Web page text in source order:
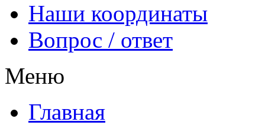
Наши координаты
Вопрос / ответ
Меню
Главная